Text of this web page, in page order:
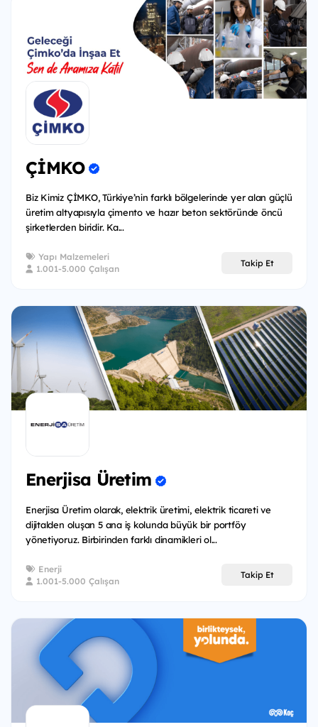
ÇİMKO
Biz Kimiz ÇİMKO, Türkiye’nin farklı bölgelerinde yer alan güçlü
üretim altyapısıyla çimento ve hazır beton sektöründe öncü
şirketlerden biridir. Ka...
Yapı Malzemeleri
1.001-5.000 Çalışan
Takip Et
Enerjisa Üretim
Enerjisa Üretim olarak, elektrik üretimi, elektrik ticareti ve
dijitalden oluşan 5 ana iş kolunda büyük bir portföy
yönetiyoruz. Birbirinden farklı dinamikleri ol...
Enerji
1.001-5.000 Çalışan
Takip Et